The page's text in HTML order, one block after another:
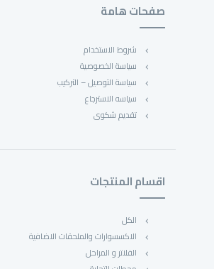
اقسام المنتجات
الكل
الاكسسوارات والملحقات الاضافية
الفلاتر و المراحل
صفحات هامة
شروط الاستخدام
سياسة الخصوصية
سياسة التوصيل – التركيب
سياسه الاسترجاع
تقديم شكوى